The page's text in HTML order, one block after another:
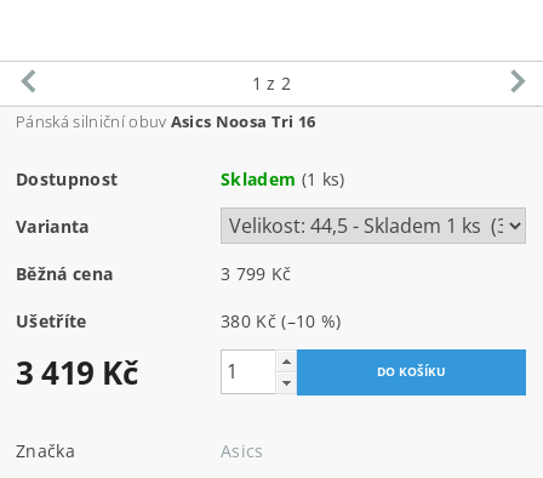
1 z 2
Pánská silniční obuv Asics Noosa Tri 16
Dostupnost Skladem (1 ks)
Varianta
Běžná cena 3 799 Kč
Ušetříte 380 Kč(–10 %)
3 419 Kč
Značka
Asics